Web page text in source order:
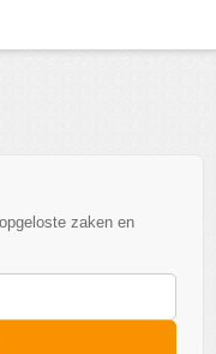
zaken en